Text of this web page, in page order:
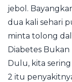
jebol.
dua kali sehari
minta tolong
Diabetes Bukan
Dulu, kita
2 itu